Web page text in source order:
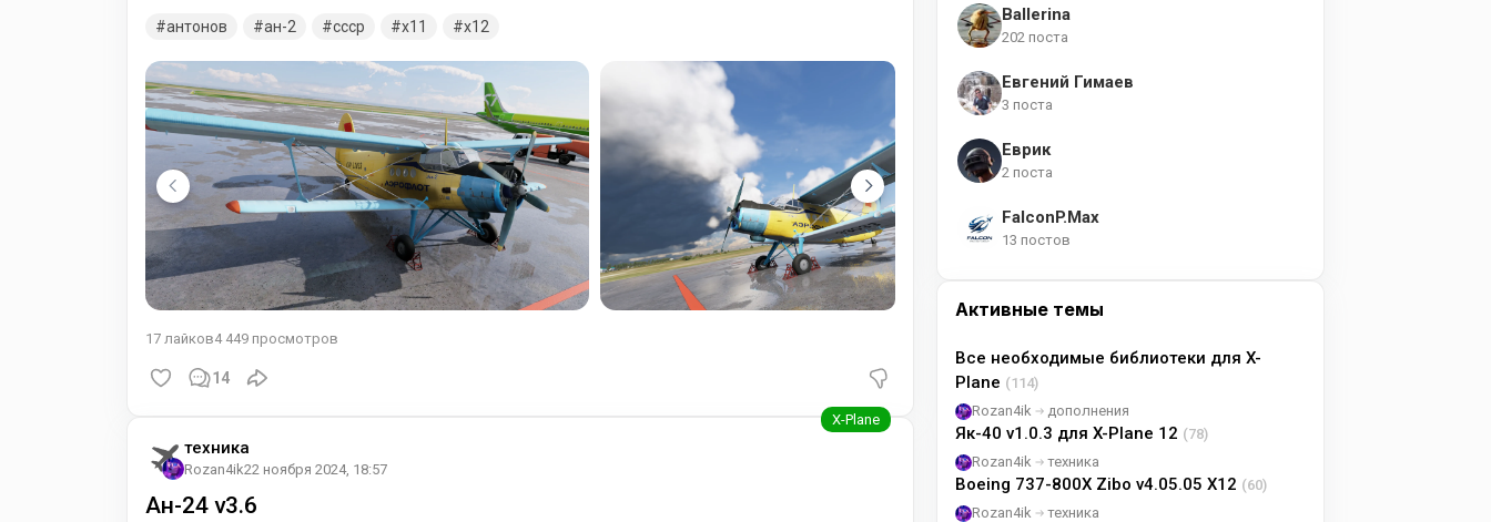
Имеет уникальные лётные характеристики, надёжную конструкцию и высокую
ремонтопригодность. Находится в эксплуатации до настоящего времени. Налёт некоторых
экземпляров
антонов ан-2 ссср x11 x12
17 лайков4 449 просмотров
14
техника
Rozan4ik22 ноября 2024, 18:57
Ан-24 v3.6
Ballerina
202 поста
Евгений Гимаев
3 поста
Еврик
2 поста
FalconP.Max
13 постов
Активные темы
Все необходимые библиотеки для X-
Plane (114)
Rozan4ik
дополнения
Як-40 v1.0.3 для X-Plane 12 (78)
Rozan4ik
техника
Boeing 737-800X Zibo v4.05.05 X12 (60)
Rozan4ik
техника